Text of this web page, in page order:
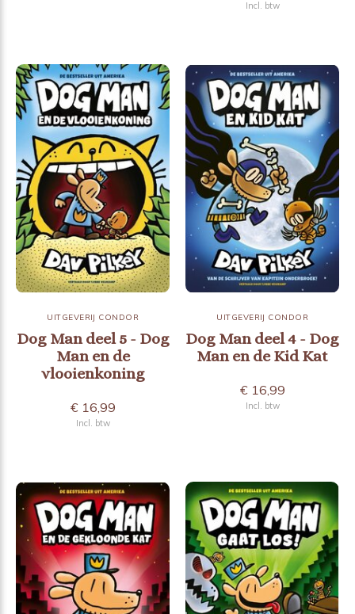
Incl. btw
UITGEVERIJ CONDOR
Dog Man deel 5 - Dog
Man en de
vlooienkoning
€ 16,99
Incl. btw
UITGEVERIJ CONDOR
Dog Man deel 4 - Dog
Man en de Kid Kat
€ 16,99
Incl. btw